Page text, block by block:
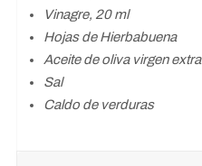
Vinagre, 20 ml
Hojas de Hierbabuena
Aceite de oliva virgen extra
Sal
Caldo de verduras